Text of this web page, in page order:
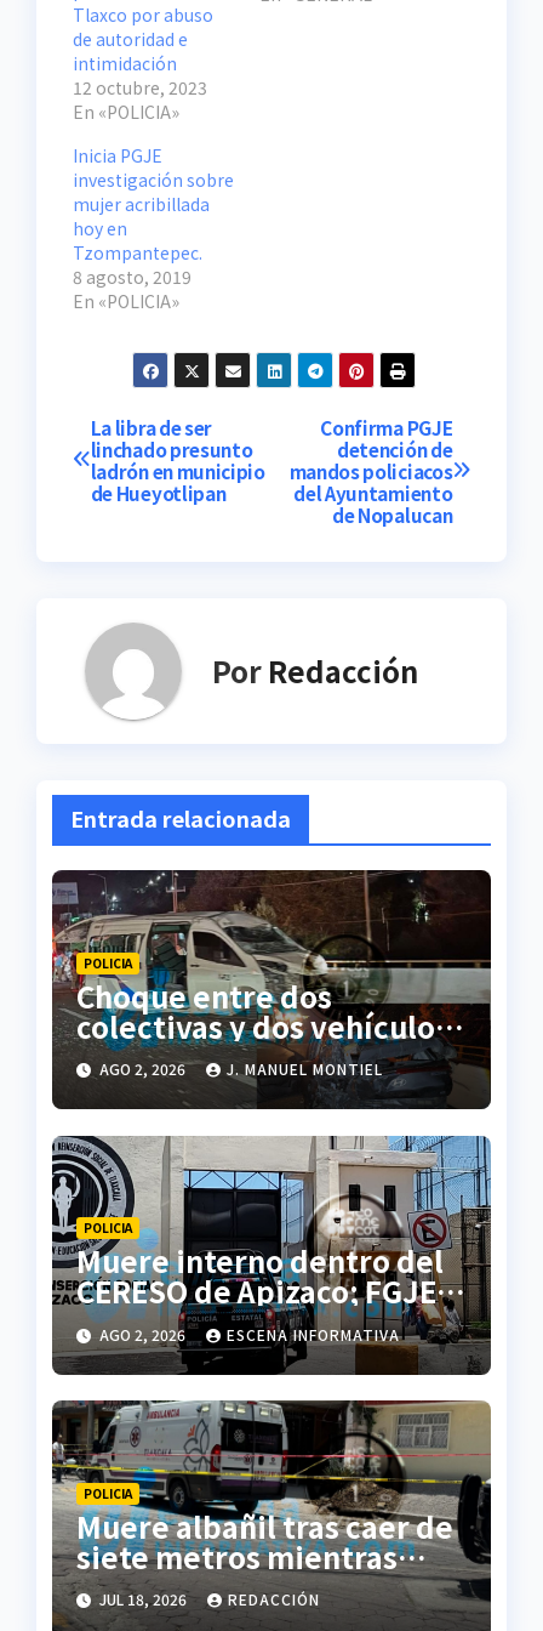
Tlaxco por abuso
de autoridad e
intimidación
12 octubre, 2023
En «POLICIA»
Inicia PGJE
investigación sobre
mujer acribillada
hoy en
Tzompantepec.
8 agosto, 2019
En «POLICIA»
Navegación
de
Confirma PGJE
detención de
mandos policiacos
del Ayuntamiento
de Nopalucan
La libra de ser
linchado presunto
ladrón en municipio
de Hueyotlipan
Por Redacción
Entrada relacionada
POLICIA
Choque entre dos
colectivas y dos vehículos
deja cinco personas
lesionadas en Atlihuetzia
AGO 2, 2026 J. MANUEL MONTIEL
POLICIA
Muere interno dentro del
CERESO de Apizaco; FGJE
investiga el caso
AGO 2, 2026 ESCENA INFORMATIVA
POLICIA
Muere albañil tras caer de
siete metros mientras
trabajaba en una vivienda
de Zacatelco
JUL 18, 2026 REDACCIÓN